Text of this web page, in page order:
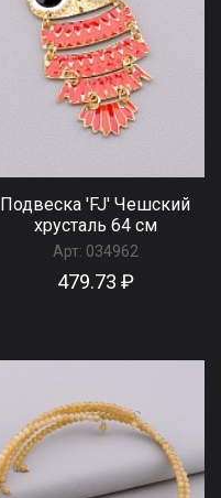
Подвеска 'FJ' Чешский
хрусталь 64 см
Арт: 034962
479.73 ₽